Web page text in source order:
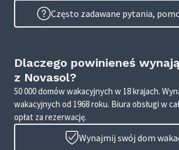
Często zadawane pytania,
Dlaczego powinieneś
z Novasol?
50 000 domów wakacyjnych w 18 krajach.
wakacyjnych od 1968 roku. Biura obsługi w
opłat za rezerwację.
Wynajmij swój dom